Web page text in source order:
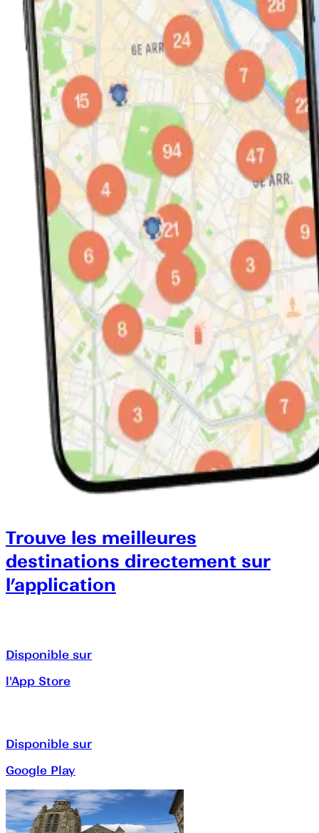
Trouve les meilleures
destinations directement sur
l’application
Disponible sur
l'App Store
Disponible sur
Google Play